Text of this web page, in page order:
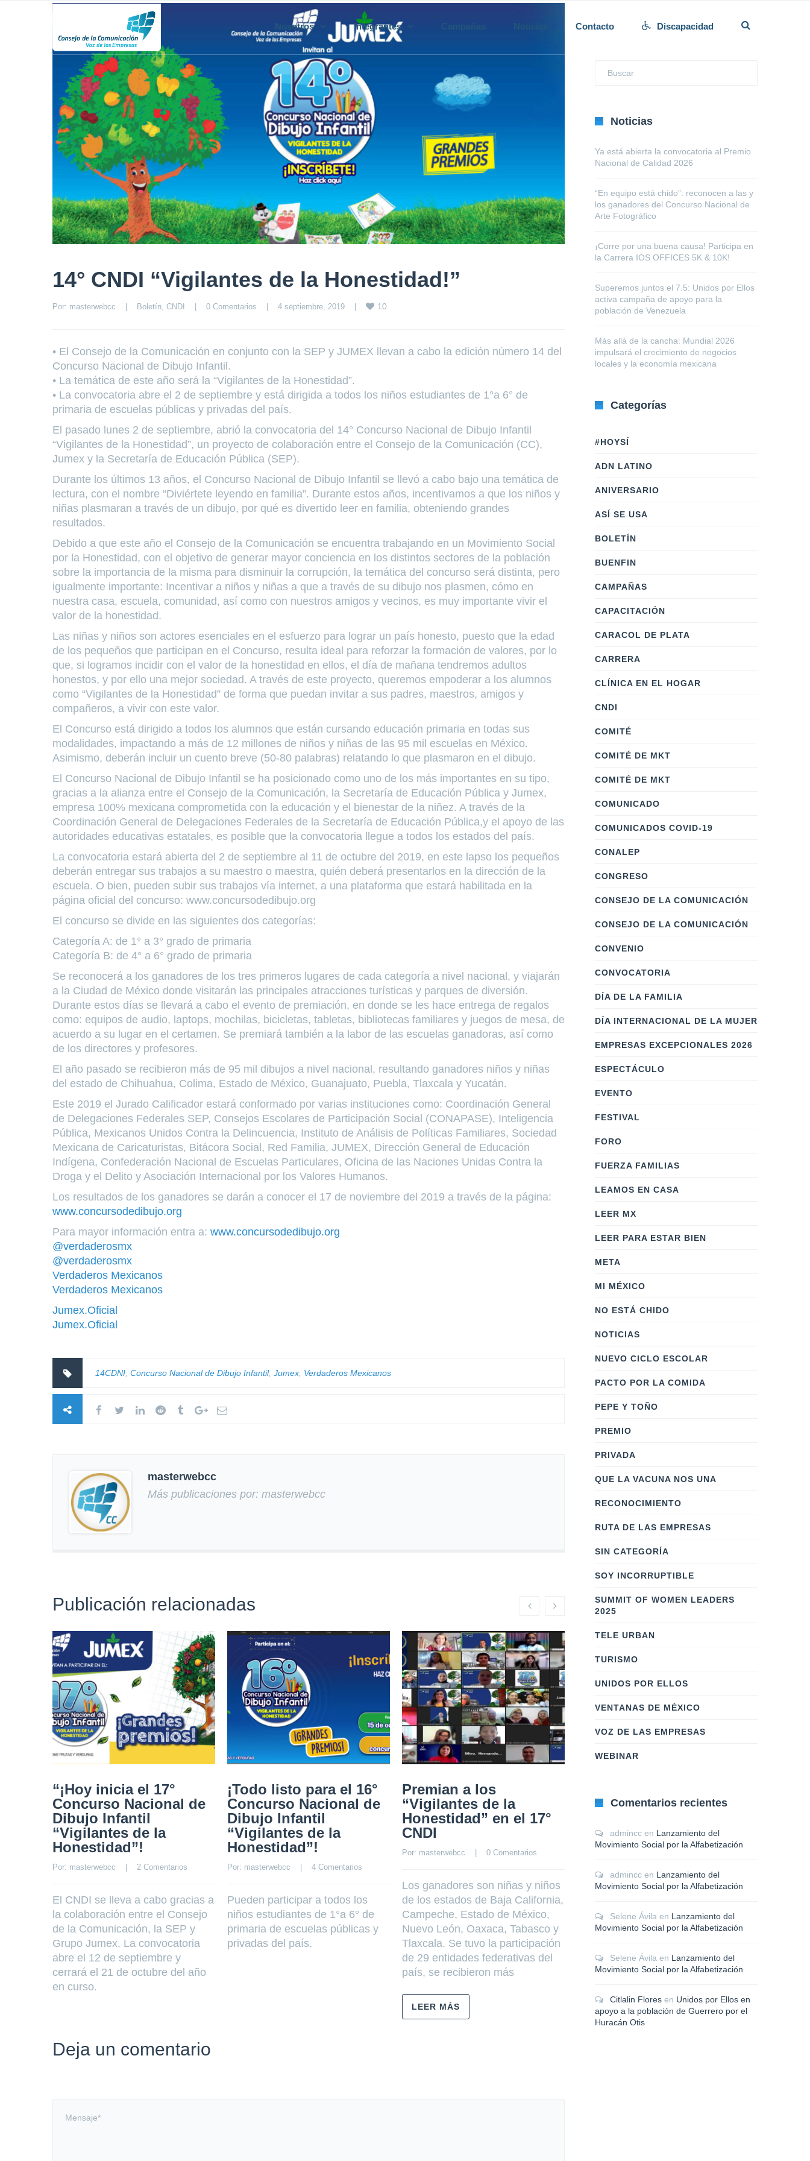
Nosotros Integrantes Contacto Discapacidad
14° CNDI “Vigilantes de la Honestidad!”
Por: masterwebcc Boletín, CNDI 0 Comentarios 4 septiembre, 2019 10
• El Consejo de la Comunicación en conjunto con la SEP y JUMEX llevan a cabo la edición número 14 del
Concurso Nacional de Dibujo Infantil.
• La temática de este año será la “Vigilantes de la Honestidad”.
• La convocatoria abre el 2 de septiembre y está dirigida a todos los niños estudiantes de 1°a 6° de
primaria de escuelas públicas y privadas del país.
El pasado lunes 2 de septiembre, abrió la convocatoria del 14° Concurso Nacional de Dibujo Infantil
“Vigilantes de la Honestidad”, un proyecto de colaboración entre el Consejo de la Comunicación (CC),
Jumex y la Secretaría de Educación Pública (SEP).
Durante los últimos 13 años, el Concurso Nacional de Dibujo Infantil se llevó a cabo bajo una temática de
lectura, con el nombre “Diviértete leyendo en familia”. Durante estos años, incentivamos a que los niños y
niñas plasmaran a través de un dibujo, por qué es divertido leer en familia, obteniendo grandes
resultados.
Debido a que este año el Consejo de la Comunicación se encuentra trabajando en un Movimiento Social
por la Honestidad, con el objetivo de generar mayor conciencia en los distintos sectores de la población
sobre la importancia de la misma para disminuir la corrupción, la temática del concurso será distinta, pero
igualmente importante: Incentivar a niños y niñas a que a través de su dibujo nos plasmen, cómo en
nuestra casa, escuela, comunidad, así como con nuestros amigos y vecinos, es muy importante vivir el
valor de la honestidad.
Las niñas y niños son actores esenciales en el esfuerzo para lograr un país honesto, puesto que la edad
de los pequeños que participan en el Concurso, resulta ideal para reforzar la formación de valores, por lo
que, si logramos incidir con el valor de la honestidad en ellos, el día de mañana tendremos adultos
honestos, y por ello una mejor sociedad. A través de este proyecto, queremos empoderar a los alumnos
como “Vigilantes de la Honestidad” de forma que puedan invitar a sus padres, maestros, amigos y
compañeros, a vivir con este valor.
El Concurso está dirigido a todos los alumnos que están cursando educación primaria en todas sus
modalidades, impactando a más de 12 millones de niños y niñas de las 95 mil escuelas en México.
Asimismo, deberán incluir un cuento breve (50-80 palabras) relatando lo que plasmaron en el dibujo.
El Concurso Nacional de Dibujo Infantil se ha posicionado como uno de los más importantes en su tipo,
gracias a la alianza entre el Consejo de la Comunicación, la Secretaría de Educación Pública y Jumex,
empresa 100% mexicana comprometida con la educación y el bienestar de la niñez. A través de la
Coordinación General de Delegaciones Federales de la Secretaría de Educación Pública,y el apoyo de las
autoridades educativas estatales, es posible que la convocatoria llegue a todos los estados del país.
La convocatoria estará abierta del 2 de septiembre al 11 de octubre del 2019, en este lapso los pequeños
deberán entregar sus trabajos a su maestro o maestra, quién deberá presentarlos en la dirección de la
escuela. O bien, pueden subir sus trabajos vía internet, a una plataforma que estará habilitada en la
página oficial del concurso: www.concursodedibujo.org
El concurso se divide en las siguientes dos categorías:
Categoría A: de 1° a 3° grado de primaria
Categoría B: de 4° a 6° grado de primaria
Se reconocerá a los ganadores de los tres primeros lugares de cada categoría a nivel nacional, y viajarán
a la Ciudad de México donde visitarán las principales atracciones turísticas y parques de diversión.
Durante estos días se llevará a cabo el evento de premiación, en donde se les hace entrega de regalos
como: equipos de audio, laptops, mochilas, bicicletas, tabletas, bibliotecas familiares y juegos de mesa, de
acuerdo a su lugar en el certamen. Se premiará también a la labor de las escuelas ganadoras, así como
de los directores y profesores.
El año pasado se recibieron más de 95 mil dibujos a nivel nacional, resultando ganadores niños y niñas
del estado de Chihuahua, Colima, Estado de México, Guanajuato, Puebla, Tlaxcala y Yucatán.
Este 2019 el Jurado Calificador estará conformado por varias instituciones como: Coordinación General
de Delegaciones Federales SEP, Consejos Escolares de Participación Social (CONAPASE), Inteligencia
Pública, Mexicanos Unidos Contra la Delincuencia, Instituto de Análisis de Políticas Familiares, Sociedad
Mexicana de Caricaturistas, Bitácora Social, Red Familia, JUMEX, Dirección General de Educación
Indígena, Confederación Nacional de Escuelas Particulares, Oficina de las Naciones Unidas Contra la
Droga y el Delito y Asociación Internacional por los Valores Humanos.
Los resultados de los ganadores se darán a conocer el 17 de noviembre del 2019 a través de la página:
www.concursodedibujo.org
Para mayor información entra a: www.concursodedibujo.org
@verdaderosmx
@verdaderosmx
Verdaderos Mexicanos
Verdaderos Mexicanos
Jumex.Oficial
Jumex.Oficial
14CDNI, Concurso Nacional de Dibujo Infantil, Jumex, Verdaderos Mexicanos
masterwebcc
Más publicaciones por: masterwebcc
Publicación relacionadas
“¡Hoy inicia el 17°
Concurso Nacional de
Dibujo Infantil
“Vigilantes de la
Honestidad”!
Por: masterwebcc
    |
2 Comentarios
El CNDI se lleva a cabo gracias a
la colaboración entre el Consejo
de la Comunicación, la SEP y
Grupo Jumex. La convocatoria
abre el 12 de septiembre y
cerrará el 21 de octubre del año
en curso.
¡Todo listo para el 16°
Concurso Nacional de
Dibujo Infantil
“Vigilantes de la
Honestidad”!
Por: masterwebcc
    |
4 Comentarios
Pueden participar a todos los
niños estudiantes de 1°a 6° de
primaria de escuelas públicas y
privadas del país.
Premian a los
“Vigilantes de la
Honestidad” en el 17°
CNDI
Por: masterwebcc
    |
0 Comentarios
Los ganadores son niñas y niños
de los estados de Baja California,
Campeche, Estado de México,
Nuevo León, Oaxaca, Tabasco y
Tlaxcala. Se tuvo la participación
de 29 entidades federativas del
país, se recibieron más
LEER MÁS
talentosos finalistas
“Vigilantes de la
Honestidad”
dibujos a nivel nacional. El
Estado de México, Sinaloa y
mayor participación. Ciudad de
México a 23 de noviembre de
LEER MÁS
Deja un comentario
Noticias
Ya está abierta la convocatoria al Premio
Nacional de Calidad 2026
“En equipo está chido”: reconocen a las y
los ganadores del Concurso Nacional de
Arte Fotográfico
¡Corre por una buena causa! Participa en
la Carrera IOS OFFICES 5K & 10K!
Superemos juntos el 7.5: Unidos por Ellos
activa campaña de apoyo para la
población de Venezuela
Más allá de la cancha: Mundial 2026
impulsará el crecimiento de negocios
locales y la economía mexicana
Categorías
#HOYSÍ
ADN LATINO
ANIVERSARIO
ASÍ SE USA
BOLETÍN
BUENFIN
CAMPAÑAS
CAPACITACIÓN
CARACOL DE PLATA
CARRERA
CLÍNICA EN EL HOGAR
CNDI
COMITÉ
COMITÉ DE MKT
COMITÉ DE MKT
COMUNICADO
COMUNICADOS COVID-19
CONALEP
CONGRESO
CONSEJO DE LA COMUNICACIÓN
CONSEJO DE LA COMUNICACIÓN
CONVENIO
CONVOCATORIA
DÍA DE LA FAMILIA
DÍA INTERNACIONAL DE LA MUJER
EMPRESAS EXCEPCIONALES 2026
ESPECTÁCULO
EVENTO
FESTIVAL
FORO
FUERZA FAMILIAS
LEAMOS EN CASA
LEER MX
LEER PARA ESTAR BIEN
META
MI MÉXICO
NO ESTÁ CHIDO
NOTICIAS
NUEVO CICLO ESCOLAR
PACTO POR LA COMIDA
PEPE Y TOÑO
PREMIO
PRIVADA
QUE LA VACUNA NOS UNA
RECONOCIMIENTO
RUTA DE LAS EMPRESAS
SIN CATEGORÍA
SOY INCORRUPTIBLE
SUMMIT OF WOMEN LEADERS
2025
TELE URBAN
TURISMO
UNIDOS POR ELLOS
VENTANAS DE MÉXICO
VOZ DE LAS EMPRESAS
WEBINAR
Comentarios recientes
admincc en Lanzamiento del
Movimiento Social por la Alfabetización
admincc en Lanzamiento del
Movimiento Social por la Alfabetización
Selene Ávila en Lanzamiento del
Movimiento Social por la Alfabetización
Selene Ávila en Lanzamiento del
Movimiento Social por la Alfabetización
Citlalin Flores en Unidos por Ellos en
apoyo a la población de Guerrero por el
Huracán Otis